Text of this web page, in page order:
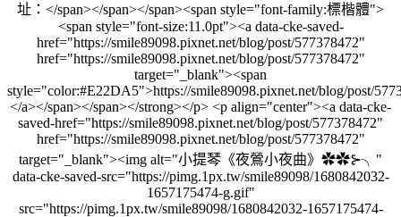
址：</span></span></span><span style="font-family:標楷體">
<span style="font-size:11.0pt"><a data-cke-saved-
href="https://smile89098.pixnet.net/blog/post/577378472"
href="https://smile89098.pixnet.net/blog/post/577378472"
target="_blank"><span
style="color:#E22DA5">https://smile89098.pixnet.net/blog/post/
</a></span></span></strong></p> <p align="center"><a data-cke-
saved-href="https://smile89098.pixnet.net/blog/post/577378472"
href="https://smile89098.pixnet.net/blog/post/577378472"
target="_blank"><img alt="小提琴《夜鶯小夜曲》✿✿⊱╮"
data-cke-saved-src="https://pimg.1px.tw/smile89098/1680842032-
1657175474-g.gif"
src="https://pimg.1px.tw/smile89098/1680842032-1657175474-